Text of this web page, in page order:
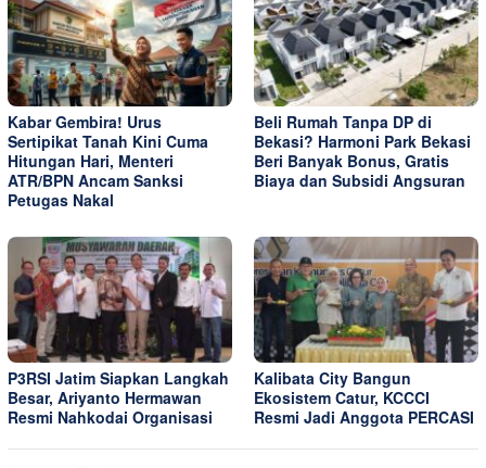
Kabar Gembira! Urus
Sertipikat Tanah Kini Cuma
Hitungan Hari, Menteri
ATR/BPN Ancam Sanksi
Petugas Nakal
Beli Rumah Tanpa DP di
Bekasi? Harmoni Park Bekasi
Beri Banyak Bonus, Gratis
Biaya dan Subsidi Angsuran
P3RSI Jatim Siapkan Langkah
Besar, Ariyanto Hermawan
Resmi Nahkodai Organisasi
Kalibata City Bangun
Ekosistem Catur, KCCCI
Resmi Jadi Anggota PERCASI